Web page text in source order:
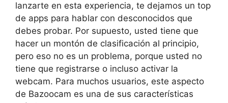
lanzarte en esta experiencia, te dejamos un top
de apps para hablar con desconocidos que
debes probar. Por supuesto, usted tiene que
hacer un montón de clasificación al principio,
pero eso no es un problema, porque usted no
tiene que registrarse o incluso activar la
webcam. Para muchos usuarios, este aspecto
de Bazoocam es una de sus características